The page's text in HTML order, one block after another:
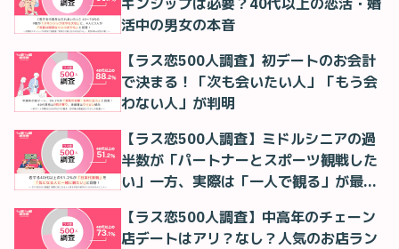
キンシップは必要？40代以上の恋活・婚
活中の男女の本音
【ラス恋500人調査】初デートのお会計
で決まる！「次も会いたい人」「もう会
わない人」が判明
【ラス恋500人調査】ミドルシニアの過
半数が「パートナーとスポーツ観戦した
い」一方、実際は「一人で観る」が最多
【ラス恋500人調査】中高年のチェーン
店デートはアリ？なし？人気のお店ラン